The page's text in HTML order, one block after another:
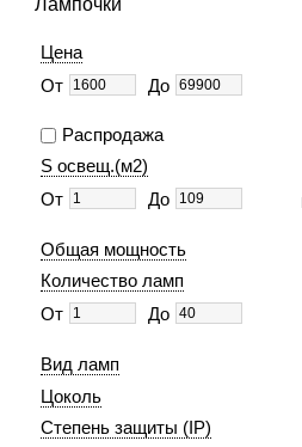
Лампочки
Цена
От
До
Распродажа
S освещ.(м2)
От
До
Общая мощность
Количество ламп
От
До
Вид ламп
Цоколь
Степень защиты (IP)